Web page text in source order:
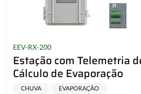
EEV-RX-200
Estação com Telemetria
Cálculo de Evaporação
CHUVA EVAPORAÇÃO